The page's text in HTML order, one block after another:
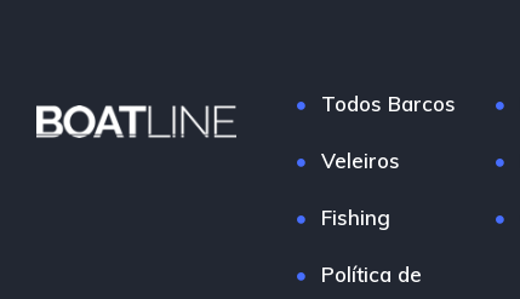
Todos Barcos
Veleiros
Fishing
Política de